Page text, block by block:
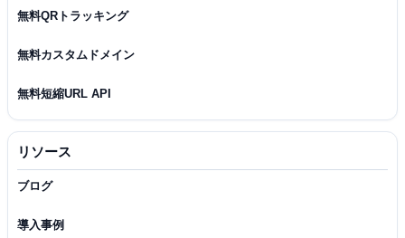
無料QRトラッキング
無料カスタムドメイン
無料短縮URL API
リソース
ブログ
導入事例